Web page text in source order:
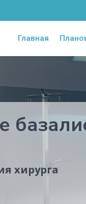
Главная
хирурга